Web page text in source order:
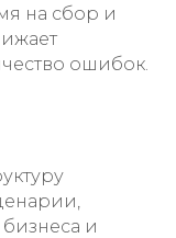
на сбор и
ошибок.
и